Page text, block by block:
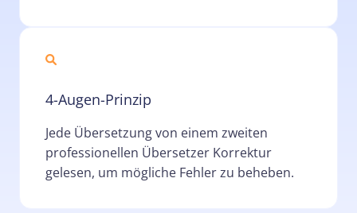
4-Augen-Prinzip
Jede Übersetzung von einem zweiten
professionellen Übersetzer Korrektur
gelesen, um mögliche Fehler zu beheben.